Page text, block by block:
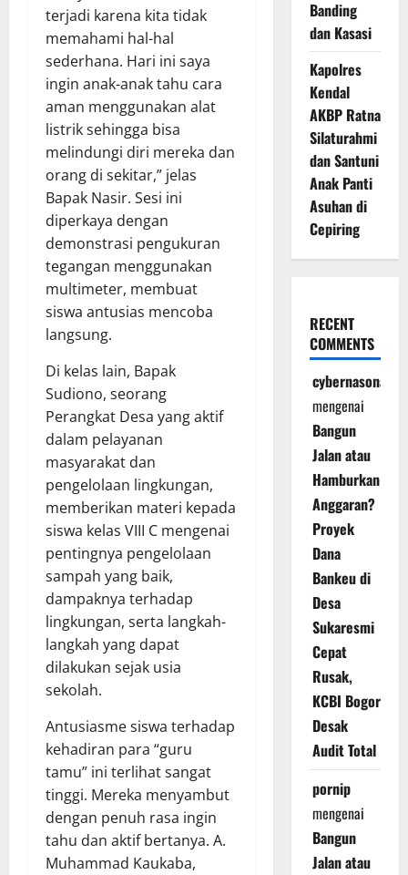
terjadi karena kita tidak
memahami hal-hal
sederhana. Hari ini saya
ingin anak-anak tahu cara
aman menggunakan alat
listrik sehingga bisa
melindungi diri mereka dan
orang di sekitar,” jelas
Bapak Nasir. Sesi ini
diperkaya dengan
demonstrasi pengukuran
tegangan menggunakan
multimeter, membuat
siswa antusias mencoba
langsung.
Di kelas lain, Bapak
Sudiono, seorang
Perangkat Desa yang aktif
dalam pelayanan
masyarakat dan
pengelolaan lingkungan,
memberikan materi kepada
siswa kelas VIII C mengenai
pentingnya pengelolaan
sampah yang baik,
dampaknya terhadap
lingkungan, serta langkah-
langkah yang dapat
dilakukan sejak usia
sekolah.
Antusiasme siswa terhadap
kehadiran para “guru
tamu” ini terlihat sangat
tinggi. Mereka menyambut
dengan penuh rasa ingin
tahu dan aktif bertanya. A.
Muhammad Kaukaba,
Banding
dan Kasasi
Kapolres
Kendal
AKBP Ratna
Silaturahmi
dan Santuni
Anak Panti
Asuhan di
Cepiring
RECENT
COMMENTS
cybernasonal
mengenai
Bangun
Jalan atau
Hamburkan
Anggaran?
Proyek
Dana
Bankeu di
Desa
Sukaresmi
Cepat
Rusak,
KCBI Bogor
Desak
Audit Total
pornip
mengenai
Bangun
Jalan atau